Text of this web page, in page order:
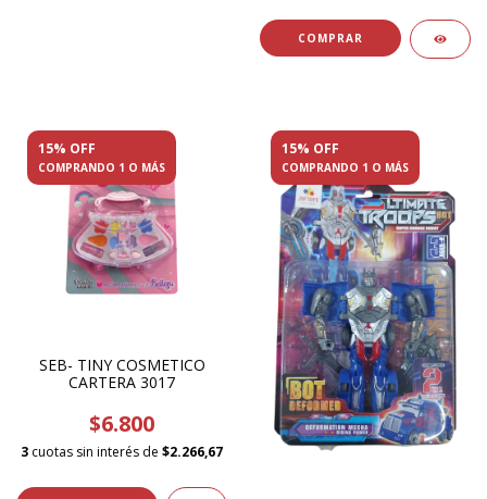
15% OFF
COMPRANDO 1 O MÁS
SEB- TINY COSMETICO
CARTERA 3017
$6.800
3 cuotas sin interés de $2.266,67
15% OFF
COMPRANDO 1 O MÁS